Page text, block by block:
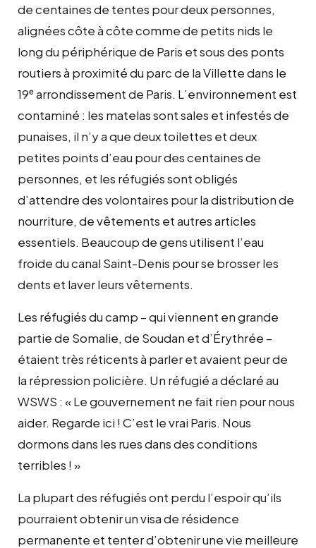
de centaines de tentes pour deux personnes,
alignées côte à côte comme de petits nids le
long du périphérique de Paris et sous des ponts
routiers à proximité du parc de la Villette dans le
19ᵉ arrondissement de Paris. L’environnement est
contaminé : les matelas sont sales et infestés de
punaises, il n’y a que deux toilettes et deux
petites points d’eau pour des centaines de
personnes, et les réfugiés sont obligés
d’attendre des volontaires pour la distribution de
nourriture, de vêtements et autres articles
essentiels. Beaucoup de gens utilisent l’eau
froide du canal Saint-Denis pour se brosser les
dents et laver leurs vêtements.
Les réfugiés du camp – qui viennent en grande
partie de Somalie, de Soudan et d’Érythrée –
étaient très réticents à parler et avaient peur de
la répression policière. Un réfugié a déclaré au
WSWS : « Le gouvernement ne fait rien pour nous
aider. Regarde ici ! C’est le vrai Paris. Nous
dormons dans les rues dans des conditions
terribles ! »
La plupart des réfugiés ont perdu l’espoir qu’ils
pourraient obtenir un visa de résidence
permanente et tenter d’obtenir une vie meilleure